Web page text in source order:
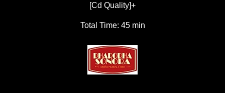
[Cd Quality]+
Total Time: 45 min